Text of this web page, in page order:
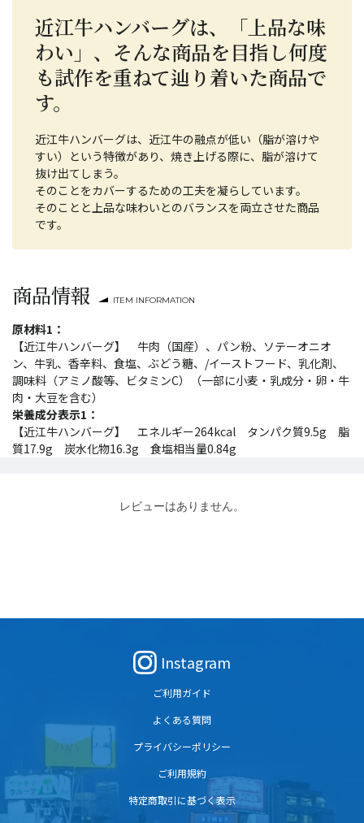
近江牛ハンバーグは、「上品な味
わい」、そんな商品を目指し何度
も試作を重ねて辿り着いた商品で
す。
近江牛ハンバーグは、近江牛の融点が低い（脂が溶けや
すい）という特徴があり、焼き上げる際に、脂が溶けて
抜け出てしまう。
そのことをカバーするための工夫を凝らしています。
そのことと上品な味わいとのバランスを両立させた商品
です。
商品情報 ITEM INFORMATION
原材料1：
【近江牛ハンバーグ】 牛肉（国産）、パン粉、ソテーオニオ
ン、牛乳、香辛料、食塩、ぶどう糖、/イーストフード、乳化剤、
調味料（アミノ酸等、ビタミンC）（一部に小麦・乳成分・卵・牛
肉・大豆を含む）
栄養成分表示1：
【近江牛ハンバーグ】 エネルギー264kcal タンパク質9.5g 脂
質17.9g 炭水化物16.3g 食塩相当量0.84g
レビューはありません。
Instagram
ご利用ガイド
よくある質問
プライバシーポリシー
ご利用規約
特定商取引に基づく表示